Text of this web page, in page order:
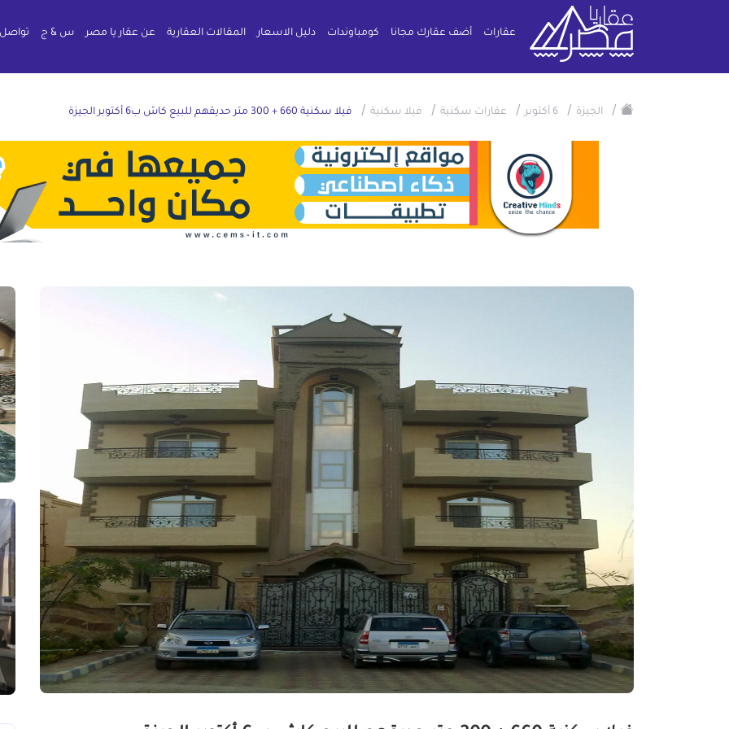
عقارات أضف عقارك مجانا كومباوندات دليل الاسعار المقالات العقارية عن عقار يا مصر س & ج
/ الجيزة / 6 أكتوبر / عقارات سكنية / فيلا سكنية / فيلا سكنية 660 + 300 متر حديقهم للبيع كاش ب6 أكتوبر الجيزة